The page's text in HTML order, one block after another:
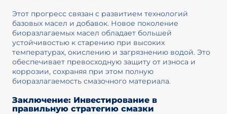
Этот прогресс связан с развитием технологий
базовых масел и добавок. Новое поколение
биоразлагаемых масел обладает большей
устойчивостью к старению при высоких
температурах, окислению и загрязнению водой. Это
обеспечивает превосходную защиту от износа и
коррозии, сохраняя при этом полную
биоразлагаемость смазочного материала.
Заключение: Инвестирование в
правильную стратегию смазки